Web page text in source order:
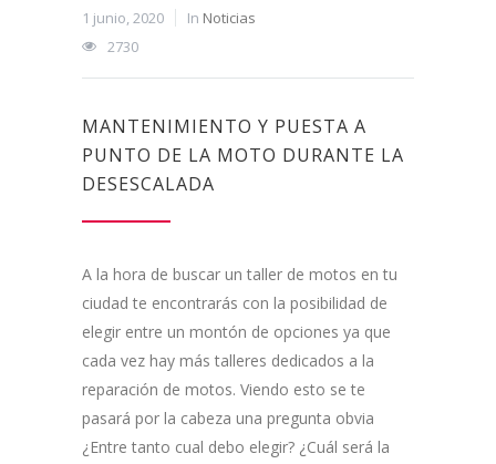
1 junio, 2020 In Noticias
2730
MANTENIMIENTO Y PUESTA A
PUNTO DE LA MOTO DURANTE LA
DESESCALADA
A la hora de buscar un taller de motos en tu
ciudad te encontrarás con la posibilidad de
elegir entre un montón de opciones ya que
cada vez hay más talleres dedicados a la
reparación de motos. Viendo esto se te
pasará por la cabeza una pregunta obvia
¿Entre tanto cual debo elegir? ¿Cuál será la